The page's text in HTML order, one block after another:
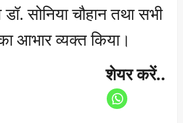
सोनिया चौहान तथा सभी
आभार व्यक्त किया।
शेयर करें..